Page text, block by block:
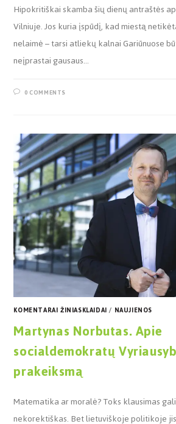
Hipokritiškai skamba šių dienų antraštės
Vilniuje. Jos kuria įspūdį, kad miestą
nelaimė – tarsi atliekų kalnai Gariūnuose
neįprastai gausaus…
0 COMMENTS
KOMENTARAI ŽINIASKLAIDAI/ NAUJIENOS
Martynas Norbutas. Apie
socialdemokratų
prakeiksmą
Matematika ar moralė? Toks klausimas
nekorektiškas. Bet lietuviškoje politikoje